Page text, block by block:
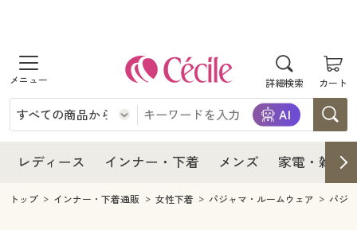
詳細検索 カート
商品を探す
レディース
レディースファッション
インナー・下着
インナー・下着通販すべて
メンズ
レディース インナー・下着 メンズ 家電・雑貨
レディース
レディース通販すべて
レディースファッション
インナー・下着
インナー・下着通販すべて
メンズ
トップ インナー・下着通販 女性下着 パジャマ・ルームウェア パジ